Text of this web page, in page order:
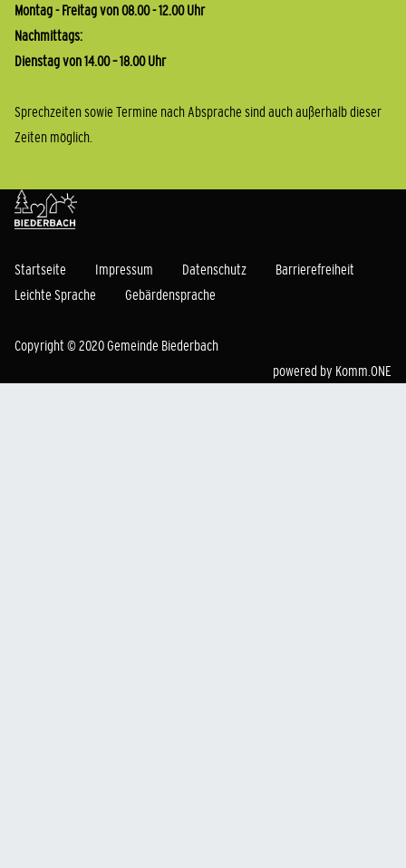
Montag - Freitag von 08.00 - 12.00 Uhr
Nachmittags:
Dienstag von 14.00 – 18.00 Uhr
Sprechzeiten sowie Termine nach Absprache sind auch außerhalb dieser
Zeiten möglich.
Startseite Impressum Datenschutz
Barrierefreiheit
Leichte Sprache
Gebärdensprache
Copyright © 2020 Gemeinde Biederbach
powered by Komm.ONE